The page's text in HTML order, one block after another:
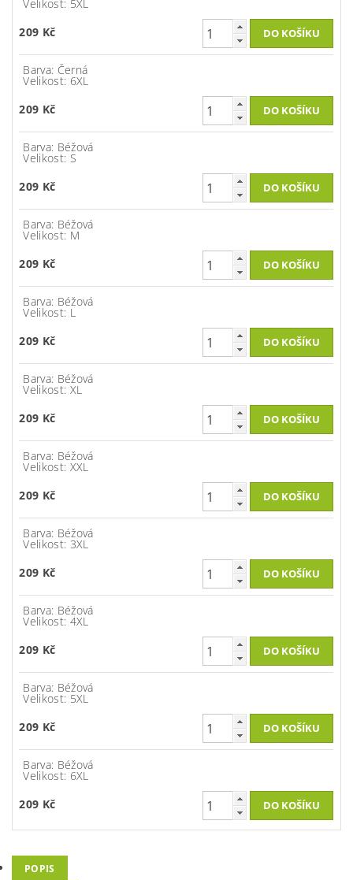
Velikost: 5XL
209 Kč
Barva: Černá
Velikost: 6XL
209 Kč
Barva: Béžová
Velikost: S
209 Kč
Barva: Béžová
Velikost: M
209 Kč
Barva: Béžová
Velikost: L
209 Kč
Barva: Béžová
Velikost: XL
209 Kč
Barva: Béžová
Velikost: XXL
209 Kč
Barva: Béžová
Velikost: 3XL
209 Kč
Barva: Béžová
Velikost: 4XL
209 Kč
Barva: Béžová
Velikost: 5XL
209 Kč
Barva: Béžová
Velikost: 6XL
209 Kč
POPIS